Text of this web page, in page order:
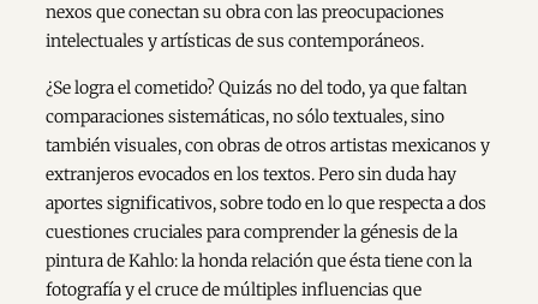
nexos que conectan su obra con las preocupaciones
intelectuales y artísticas de sus contemporáneos.
¿Se logra el cometido? Quizás no del todo, ya que faltan
comparaciones sistemáticas, no sólo textuales, sino
también visuales, con obras de otros artistas mexicanos y
extranjeros evocados en los textos. Pero sin duda hay
aportes significativos, sobre todo en lo que respecta a dos
cuestiones cruciales para comprender la génesis de la
pintura de Kahlo: la honda relación que ésta tiene con la
fotografía y el cruce de múltiples influencias que